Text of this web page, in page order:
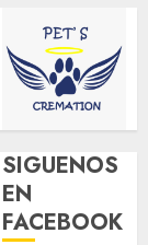
SIGUENOS
EN
FACEBOOK